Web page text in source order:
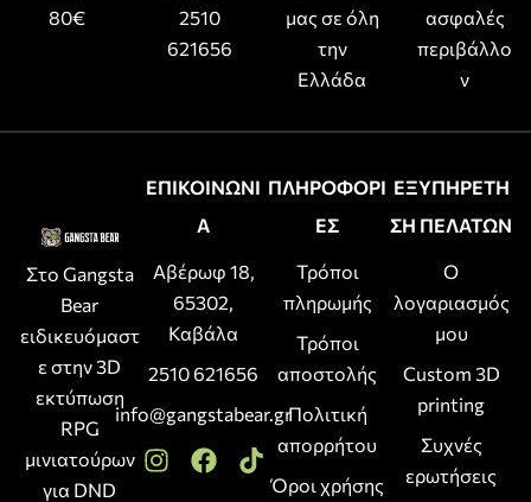
80€
2510
621656
μας σε όλη
την
Ελλάδα
ασφαλές
περιβάλλο
ν
Στο Gangsta
Bear
ειδικευόμαστ
ε στην 3D
εκτύπωση
RPG
μινιατούρων
για DND
ΕΠΙΚΟΙΝΩΝΙ
Α
Αβέρωφ 18,
65302,
Καβάλα
2510 621656
info@gangstabear.gr
ΠΛΗΡΟΦΟΡΙ
ΕΣ
Τρόποι
πληρωμής
Τρόποι
αποστολής
Πολιτική
απορρήτου
Όροι χρήσης
ΕΞΥΠΗΡΕΤΗ
ΣΗ ΠΕΛΑΤΩΝ
Ο
λογαριασμός
μου
Custom 3D
printing
Συχνές
ερωτήσεις